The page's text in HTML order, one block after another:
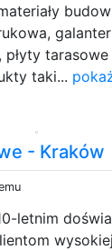
taki...
- Kraków
letnim